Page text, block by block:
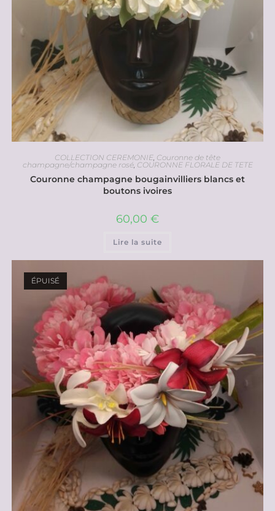
COLLECTION CEREMONIE Couronne de tête
champagne/champagne rosé, COURONNE FLORALE DE TETE
Couronne champagne bougainvilliers blancs et
boutons ivoires
60,00 €
Lire la suite
ÉPUISÉ